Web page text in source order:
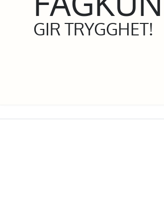
GIR TRYGGHET!